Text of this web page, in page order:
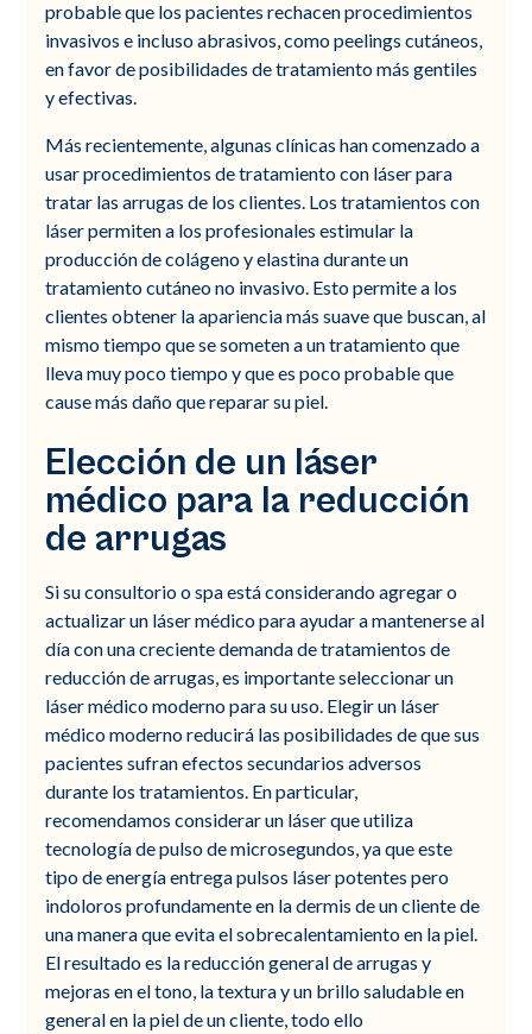
probable que los pacientes rechacen procedimientos
invasivos e incluso abrasivos, como peelings cutáneos,
en favor de posibilidades de tratamiento más gentiles
y efectivas.
Más recientemente, algunas clínicas han comenzado a
usar procedimientos de tratamiento con láser para
tratar las arrugas de los clientes. Los tratamientos con
láser permiten a los profesionales estimular la
producción de colágeno y elastina durante un
tratamiento cutáneo no invasivo. Esto permite a los
clientes obtener la apariencia más suave que buscan, al
mismo tiempo que se someten a un tratamiento que
lleva muy poco tiempo y que es poco probable que
cause más daño que reparar su piel.
Elección de un láser
médico para la reducción
de arrugas
Si su consultorio o spa está considerando agregar o
actualizar un láser médico para ayudar a mantenerse al
día con una creciente demanda de tratamientos de
reducción de arrugas, es importante seleccionar un
láser médico moderno para su uso. Elegir un láser
médico moderno reducirá las posibilidades de que sus
pacientes sufran efectos secundarios adversos
durante los tratamientos. En particular,
recomendamos considerar un láser que utiliza
tecnología de pulso de microsegundos, ya que este
tipo de energía entrega pulsos láser potentes pero
indoloros profundamente en la dermis de un cliente de
una manera que evita el sobrecalentamiento en la piel.
El resultado es la reducción general de arrugas y
mejoras en el tono, la textura y un brillo saludable en
general en la piel de un cliente, todo ello